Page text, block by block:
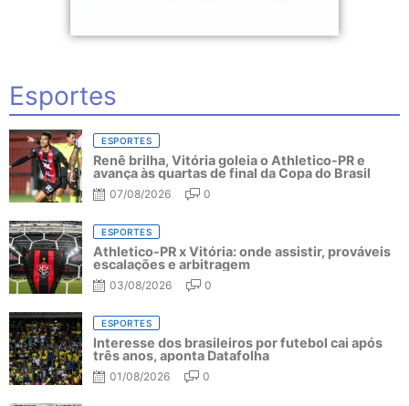
Esportes
ESPORTES
Renê brilha, Vitória goleia o Athletico-PR e
avança às quartas de final da Copa do Brasil
07/08/2026 0
ESPORTES
Athletico-PR x Vitória: onde assistir, prováveis
escalações e arbitragem
03/08/2026 0
ESPORTES
Interesse dos brasileiros por futebol cai após
três anos, aponta Datafolha
01/08/2026 0